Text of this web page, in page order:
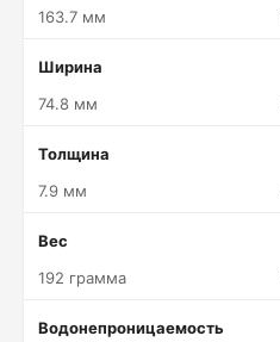
163.7 мм
Ширина
74.8 мм
Толщина
7.9 мм
Вес
192 грамма
Водонепроницаемость